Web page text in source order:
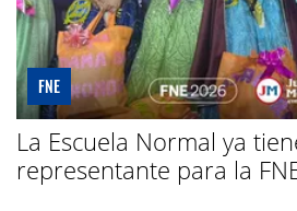
FNE
La Escuela Normal ya
representante para la